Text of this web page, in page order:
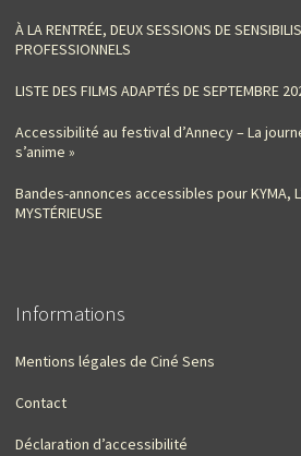
À LA RENTRÉE, DEUX SESSIONS DE
PROFESSIONNELS
LISTE DES FILMS ADAPTÉS DE SEPTEMBRE
Accessibilité au festival d’Annecy – La
s’anime »
Bandes-annonces accessibles pour KYMA,
MYSTÉRIEUSE
Informations
Mentions légales de Ciné Sens
Contact
Déclaration d’accessibilité